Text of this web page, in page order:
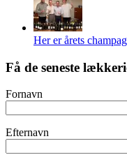
Her er årets
Få de seneste
Fornavn
Efternavn